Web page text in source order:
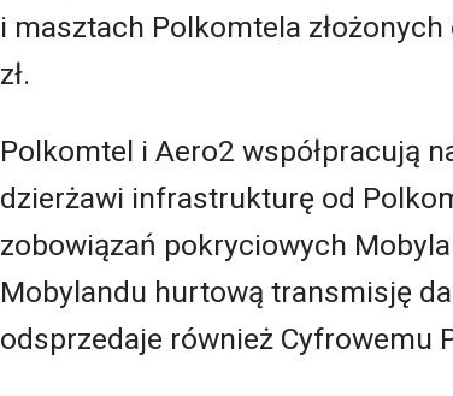
i masztach Polkomtela
zł.
Polkomtel i Aero2 współpracują
dzierżawi infrastrukturę od
zobowiązań pokryciowych
Mobylandu hurtową transmisję
odsprzedaje również Cyfrowemu